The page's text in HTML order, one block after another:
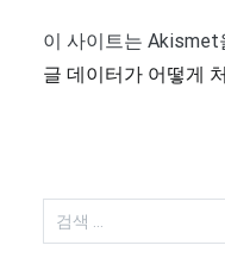
이 사이트는 Akismet
글 데이터가 어떻게
색: